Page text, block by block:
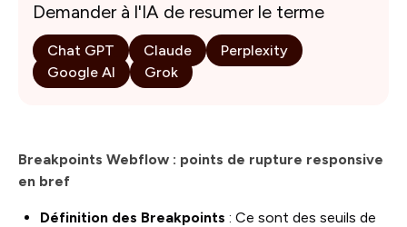
Demander à l'IA de resumer le terme
Chat GPT Claude
Perplexity
Google AI
Grok
Breakpoints Webflow : points de rupture responsive
en bref
Définition des Breakpoints : Ce sont des seuils de